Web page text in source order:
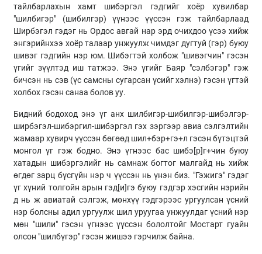
тайлбарлахын хамт шибэргэл гэдгийг хоёр хувилбар
"шилбигэр" (шибилгэр) үүнээс үүссэн гэж тайлбарлаад
Ширбэгэл гэдэг нь Ордос авгай нар эрд очихдоо үсээ хийж
энгэрийнхээ хоёр талаар унжуулж чимдэг дугтуй (гэр) буюу
шивэг гэдгийн нэр юм. Шибэгтэй холбож "шивэгчин" гэсэн
үгийг зүүлтэд иш татжээ. Энэ үгийг Баяр "сэлбэгэр" гэж
бичсэн нь сэв (үс самсны сугарсан үсийг хэлнэ) гэсэн үгтэй
холбох гэсэн санаа болов уу.
Бидний бодоход энэ үг анх шилбигэр-шибилгэр-шибэлгэр-
ширбэгэл-шибэргил-шибэргэл гэх зэргээр авиа сэлгэлтийн
жамаар хувирч үүссэн бөгөөд шил+бэр+гэ+л гэсэн бүтэцтэй
монгол үг гэж бодно. Энэ үгнээс бас шибэ[р]г+чин буюу
хатадын шибэргэлийг нь самнаж богтог малгайд нь хийж
өгдөг зарц бүсгүйн нэр ч үүссэн нь үнэн биз. "Гэжигэ" гэдэг
үг хүний толгойн арын гэд[и]гэ буюу гэдгэр хэсгийн нэрийн
д нь ж авиатай сэлгэж, мөнхүү гэдгэрээс ургуулсан үсний
нэр болсны адил ургуулж шил уруугаа унжуулдаг үсний нэр
мөн "шили" гэсэн үгнээс үүссэн бололтойг Мостарт гуайн
олсон "шилбүгэр" гэсэн жишээ гэрчилж байна.